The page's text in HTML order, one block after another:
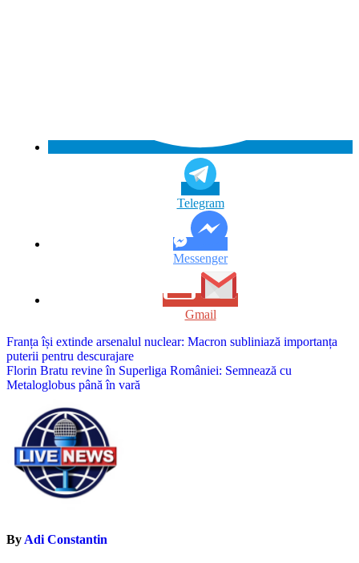
Telegram
Messenger
Gmail
Navigare
în
articole
Franța își extinde arsenalul nuclear: Macron subliniază importanța
puterii pentru descurajare
Florin Bratu revine în Superliga României: Semnează cu
Metaloglobus până în vară
By Adi Constantin